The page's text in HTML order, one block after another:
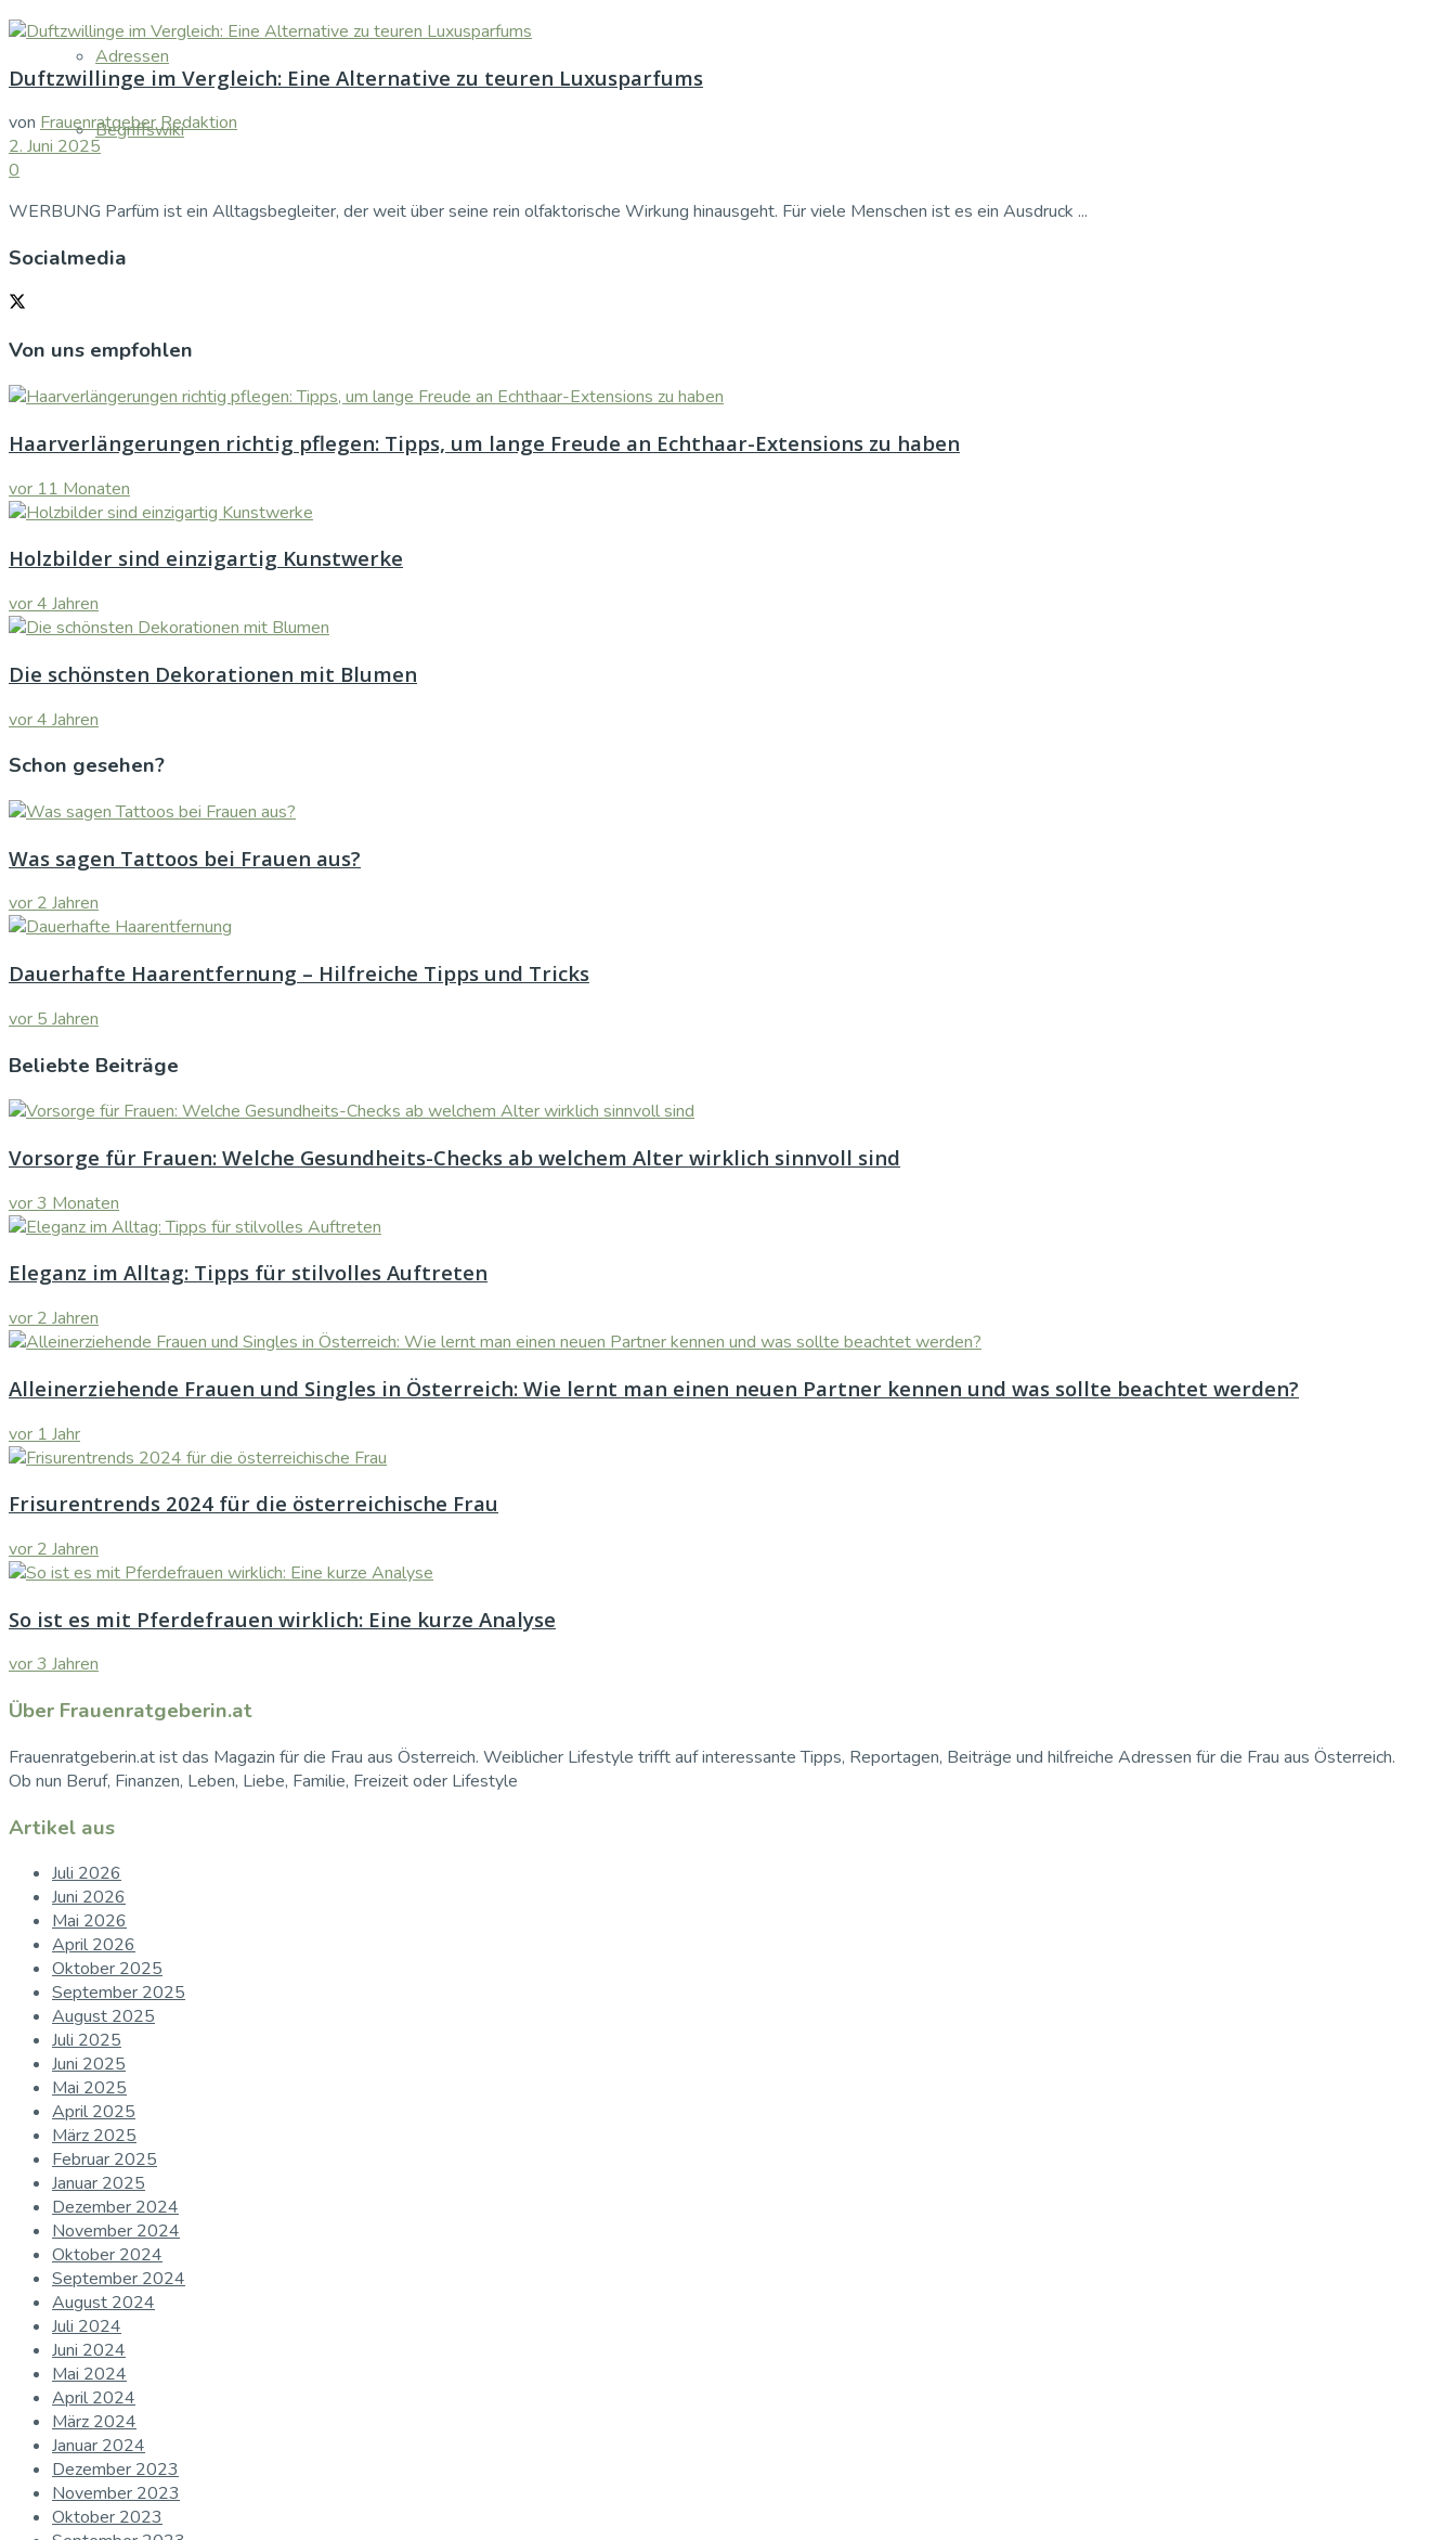
Adressen
Begriffswiki
Duftzwillinge im Vergleich: Eine Alternative zu teuren Luxusparfums
von Frauenratgeber Redaktion
2. Juni 2025
0
WERBUNG Parfüm ist ein Alltagsbegleiter, der weit über seine rein olfaktorische Wirkung hinausgeht. Für viele Menschen ist es ein Ausdruck ...
Socialmedia
Von uns empfohlen
Haarverlängerungen richtig pflegen: Tipps, um lange Freude an Echthaar-Extensions zu haben
vor 11 Monaten
Holzbilder sind einzigartig Kunstwerke
vor 4 Jahren
Die schönsten Dekorationen mit Blumen
vor 4 Jahren
Schon gesehen?
Was sagen Tattoos bei Frauen aus?
vor 2 Jahren
Dauerhafte Haarentfernung – Hilfreiche Tipps und Tricks
vor 5 Jahren
Beliebte Beiträge
Vorsorge für Frauen: Welche Gesundheits-Checks ab welchem Alter wirklich sinnvoll sind
vor 3 Monaten
Eleganz im Alltag: Tipps für stilvolles Auftreten
vor 2 Jahren
Alleinerziehende Frauen und Singles in Österreich: Wie lernt man einen neuen Partner kennen und was sollte beachtet werden?
vor 1 Jahr
Frisurentrends 2024 für die österreichische Frau
vor 2 Jahren
So ist es mit Pferdefrauen wirklich: Eine kurze Analyse
vor 3 Jahren
Über Frauenratgeberin.at
Frauenratgeberin.at ist das Magazin für die Frau aus Österreich. Weiblicher Lifestyle trifft auf interessante Tipps, Reportagen, Beiträge und hilfreiche Adressen für die Frau aus Österreich.
Ob nun Beruf, Finanzen, Leben, Liebe, Familie, Freizeit oder Lifestyle
Artikel aus
Juli 2026
Juni 2026
Mai 2026
April 2026
Oktober 2025
September 2025
August 2025
Juli 2025
Juni 2025
Mai 2025
April 2025
März 2025
Februar 2025
Januar 2025
Dezember 2024
November 2024
Oktober 2024
September 2024
August 2024
Juli 2024
Juni 2024
Mai 2024
April 2024
März 2024
Januar 2024
Dezember 2023
November 2023
Oktober 2023